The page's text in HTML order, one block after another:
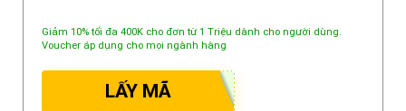
Giảm 10% tối đa 400K cho đơn từ 1 Triệu dành cho người dùng.
Voucher áp dụng cho mọi ngành hàng
LẤY MÃ